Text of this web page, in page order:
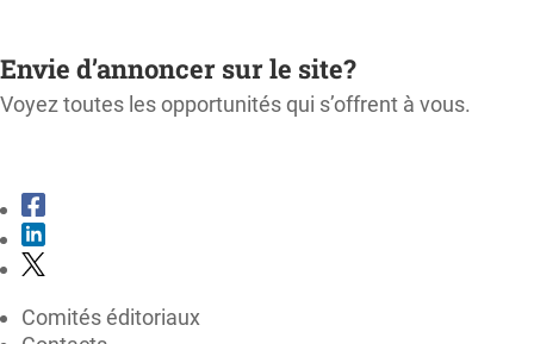
Envie d’annoncer sur le site?
Voyez toutes les opportunités qui s’offrent à vous.
Comités éditoriaux